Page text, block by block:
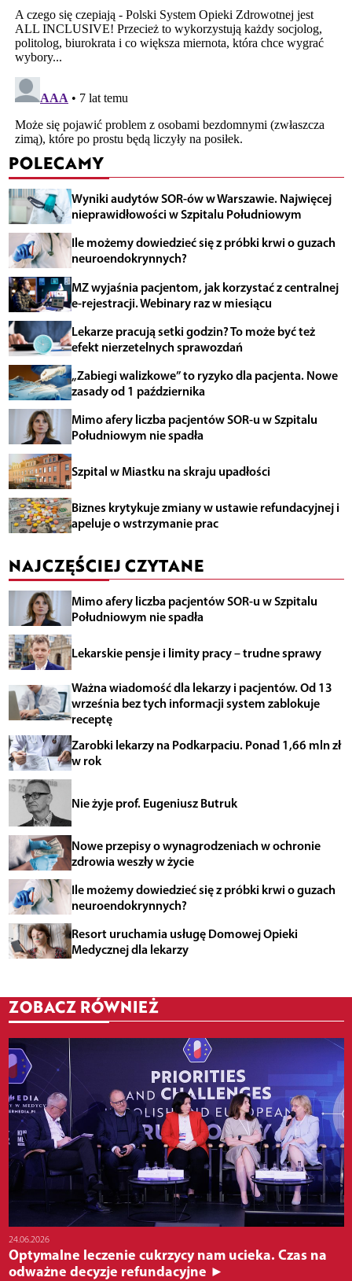
POLECAMY
Wyniki audytów SOR-ów w Warszawie. Najwięcej
nieprawidłowości w Szpitalu Południowym
Ile możemy dowiedzieć się z próbki krwi o guzach
neuroendokrynnych?
MZ wyjaśnia pacjentom, jak korzystać z centralnej
e-rejestracji. Webinary raz w miesiącu
Lekarze pracują setki godzin? To może być też
efekt nierzetelnych sprawozdań
„Zabiegi walizkowe” to ryzyko dla pacjenta. Nowe
zasady od 1 października
Mimo afery liczba pacjentów SOR-u w Szpitalu
Południowym nie spadła
Szpital w Miastku na skraju upadłości
Biznes krytykuje zmiany w ustawie refundacyjnej i
apeluje o wstrzymanie prac
NAJCZĘŚCIEJ CZYTANE
Mimo afery liczba pacjentów SOR-u w Szpitalu
Południowym nie spadła
Lekarskie pensje i limity pracy – trudne sprawy
Ważna wiadomość dla lekarzy i pacjentów. Od 13
września bez tych informacji system zablokuje
receptę
Zarobki lekarzy na Podkarpaciu. Ponad 1,66 mln zł
w rok
Nie żyje prof. Eugeniusz Butruk
Nowe przepisy o wynagrodzeniach w ochronie
zdrowia weszły w życie
Ile możemy dowiedzieć się z próbki krwi o guzach
neuroendokrynnych?
Resort uruchamia usługę Domowej Opieki
Medycznej dla lekarzy
ZOBACZ RÓWNIEŻ
24.06.2026
Optymalne leczenie cukrzycy nam ucieka. Czas na
odważne decyzje refundacyjne ►